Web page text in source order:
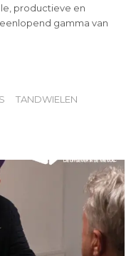
productieve en
gamma van
TANDWIELEN